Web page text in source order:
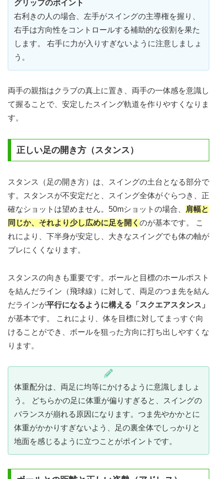
グリップのポイント
右利きの人の場合、左手がスイングの主導権を握り、
右手は方向性をコントロールする補助的な役割を果た
します。 右手に力が入りすぎないように注意しましょ
う。
両手の親指はクラブの真上に置き、両手の一体感を意識し
て握ることで、安定したスイング軌道を作りやすくなりま
す。
正しい足の開き方（スタンス）
スタンス（足の開き方）は、スイングの土台となる部分で
す。スタンスが不安定だと、スイング全体がぐらつき、正
確なショットは望めません。50mショットの場合、
肩幅と
同じか、それより少し広めに足を開く のが基本です。 こ
れにより、下半身が安定し、大きなスイングでも体の軸が
ブレにくくなります。
スタンスの向きも重要です。ボールと目標のホールポスト
を結んだライン（飛球線）に対して、両足のつま先を結ん
だラインが平行になるように構える「スクエアスタンス」
が基本です。 これにより、体を目標に対してまっすぐ向
けることができ、ボールを狙った方向に打ち出しやすくな
ります。
体重配分は、両足に均等にかけるように意識しましょ
う。 どちらかの足に体重が偏りすぎると、スイングの
バランスが崩れる原因になります。つま先やかかとに
体重がかかりすぎないよう、足の裏全体でしっかりと
地面を感じるように立つことがポイントです。